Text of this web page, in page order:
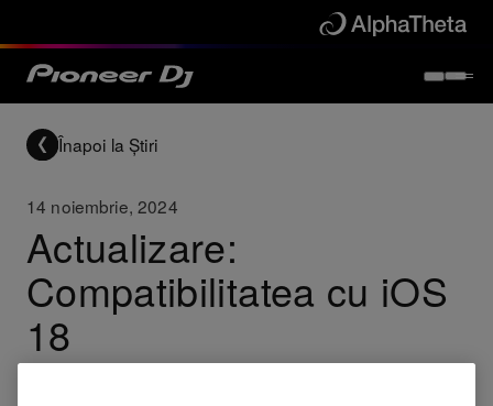
Înapoi la Știri
14 noiembrie, 2024
Actualizare:
Compatibilitatea cu iOS
18